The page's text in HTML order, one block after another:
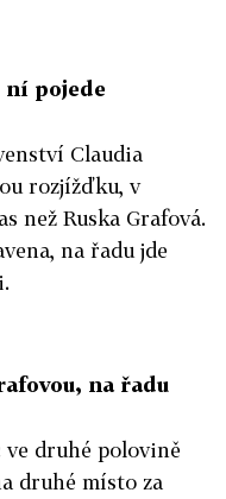
ní pojede
Claudia
rozjížďku, v
než Ruska Grafová.
na řadu jde
na řadu
ve druhé polovině
druhé místo za